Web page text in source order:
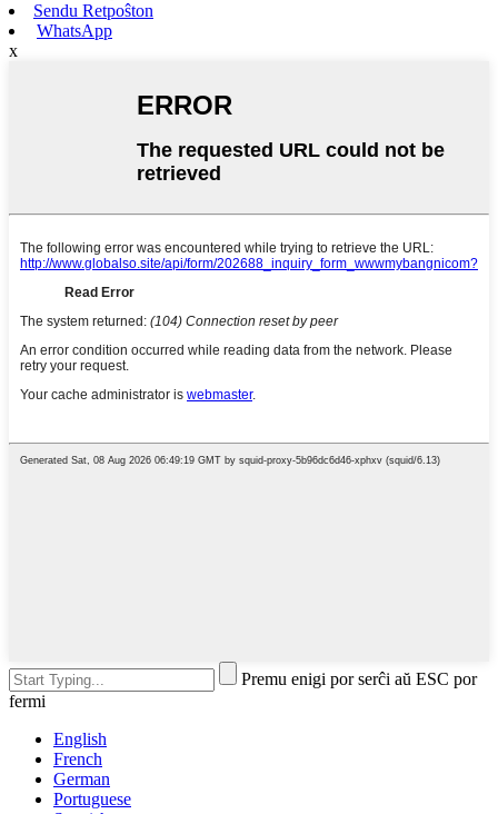
Sendu Retpoŝton
WhatsApp
x
Premu enigi por serĉi aŭ ESC por
fermi
English
French
German
Portuguese